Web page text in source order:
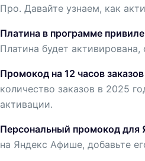
Про. Давайте узнаем, как
Платина в программе
Платина будет
Промокод на 12 часов
количество заказов в 2025
активации.
Персональный промокод для
на Яндекс Афише, добавьте